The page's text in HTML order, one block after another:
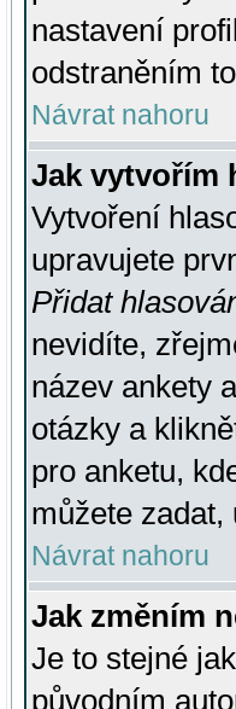
nastavení
odstraněním
Návrat nahoru
Jak vytvořím
Vytvoření
upravujete
Přidat
nevidíte,
název ankety
otázky a
pro anketu,
můžete
Návrat nahoru
Jak změním
Je to stejné
původním